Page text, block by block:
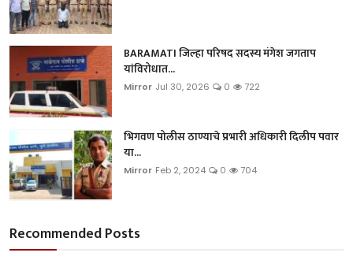
BARAMATI जिल्हा परिषद सदस्य मंगेश जगताप
यांविरोधात...
Mirror Jul 30, 2026 0 722
भिगवण पोलीस ठाण्याचे प्रभारी अधिकारी दिलीप पवार
या...
Mirror Feb 2, 2024 0 704
Recommended Posts